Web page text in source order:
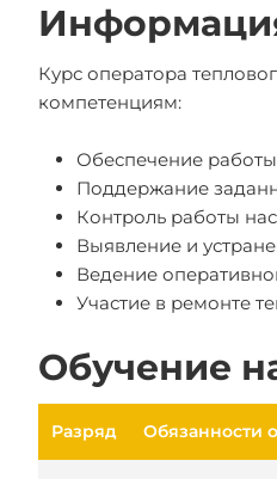
Курс оператора
компетенциям:
Обеспечение работы
Поддержание
Контроль работы
Выявление и
Ведение
Участие в ремонте
Обучение
Разряд Обязанности